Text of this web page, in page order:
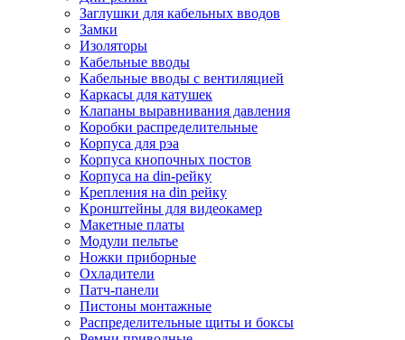
Заглушки для кабельных вводов
Замки
Изоляторы
Кабельные вводы
Кабельные вводы с вентиляцией
Каркасы для катушек
Клапаны выравнивания давления
Коробки распределительные
Корпуса для рэа
Корпуса кнопочных постов
Корпуса на din-рейку
Крепления на din рейку
Кронштейны для видеокамер
Макетные платы
Модули пельтье
Ножки приборные
Охладители
Патч-панели
Пистоны монтажные
Распределительные щиты и боксы